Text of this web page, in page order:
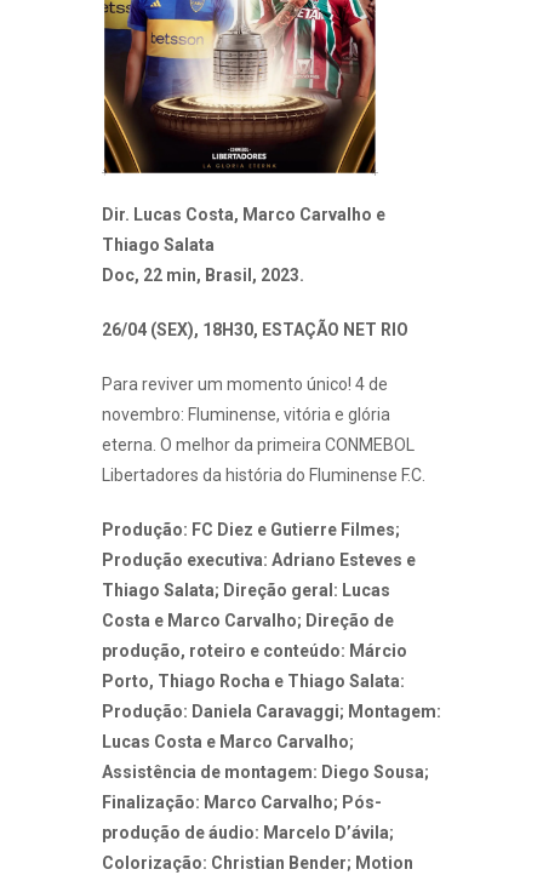
Dir. Lucas Costa, Marco Carvalho e
Thiago Salata
Doc, 22 min, Brasil, 2023.
26/04 (SEX), 18H30, ESTAÇÃO NET RIO
Para reviver um momento único! 4 de
novembro: Fluminense, vitória e glória
eterna. O melhor da primeira CONMEBOL
Libertadores da história do Fluminense F.C.
Produção: FC Diez e Gutierre Filmes;
Produção executiva: Adriano Esteves e
Thiago Salata; Direção geral: Lucas
Costa e Marco Carvalho; Direção de
produção, roteiro e conteúdo: Márcio
Porto, Thiago Rocha e Thiago Salata:
Produção: Daniela Caravaggi; Montagem:
Lucas Costa e Marco Carvalho;
Assistência de montagem: Diego Sousa;
Finalização: Marco Carvalho; Pós-
produção de áudio: Marcelo D’ávila;
Colorização: Christian Bender; Motion